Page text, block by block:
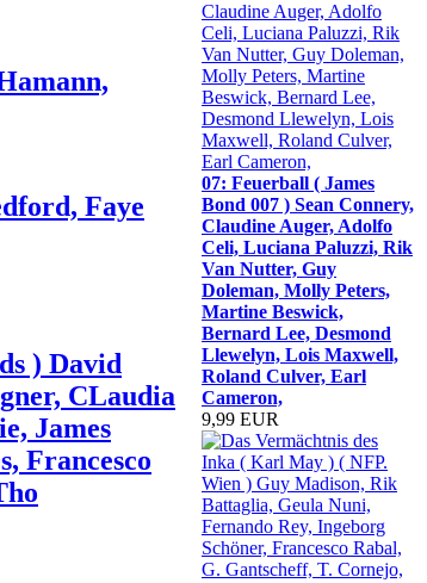
Faye
) David
CLaudia
James
Francesco
07: Feuerball ( James
Bond 007 ) Sean Connery,
Claudine Auger, Adolfo
Celi, Luciana Paluzzi, Rik
Van Nutter, Guy
Doleman, Molly Peters,
Martine Beswick,
Bernard Lee, Desmond
Llewelyn, Lois Maxwell,
Roland Culver, Earl
Cameron,
9,99 EUR